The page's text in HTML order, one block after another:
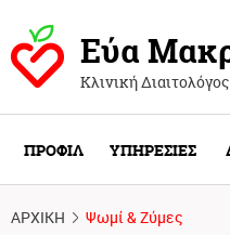
Εύα
Κλινική
ΠΡΟΦΙΛ ΥΠΗΡΕΣΙΕΣ
ΑΡΧΙΚΗ Ψωμί & Ζύμες